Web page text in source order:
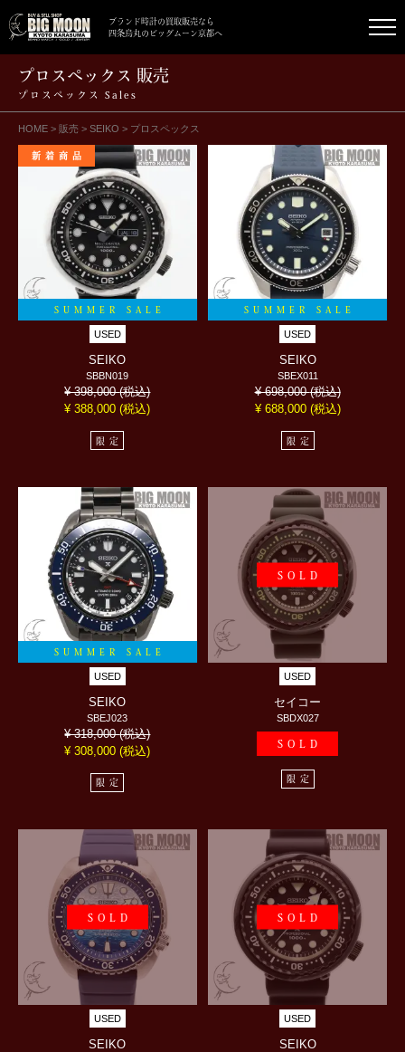
ブランド時計の買取販売なら
四条烏丸のビッグムーン京都へ
プロスペックス 販売
プロスペックス Sales
HOME > 販売 > SEIKO > プロスペックス
SUMMER SALE
USED
SEIKO
SBBN019
¥ 398,000(税込)
¥ 388,000(税込)
限定
新着商品
SUMMER SALE
USED
SEIKO
SBEX011
¥ 698,000(税込)
¥ 688,000 (税込)
限定
SUMMER SALE
USED
SEIKO
SBEJ023
¥ 318,000(税込)
¥ 308,000(税込)
限定
SOLD
USED
セイコー
SBDX027
SOLD
限定
SOLD
USED
SEIKO
SOLD
USED
SEIKO